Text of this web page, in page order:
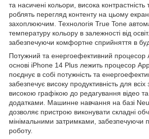
та насичені кольори, висока контрастність
роблять перегляд контенту на цьому
захоплюючим. Технологія True Tone
температуру кольору в залежності від
забезпечуючи комфортне сприйняття в
Потужний та енергоефективний процесор
основі iPhone 14 Plus лежить процесор
поєднує в собі потужність та
забезпечує високу продуктивність для всіх
високою графікою до редагування відео
додатками. Машинне навчання на базі
дозволяє пристрою виконувати складні
мінімальними затримками, забезпечуючи
роботу.